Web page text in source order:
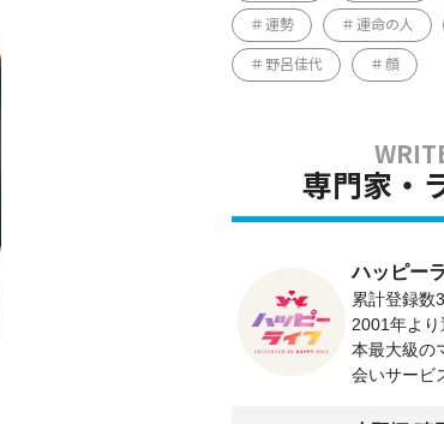
運勢 運命の人
野呂佳代 顔
専門家・
ハッピー
累計登録数
2001年よ
本最大級の
会いサービ